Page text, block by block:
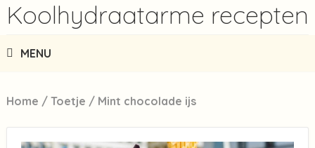
Koolhydraatarme recepten
MENU
Home / Toetje / Mint chocolade ijs